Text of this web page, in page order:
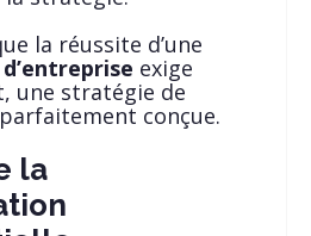
la réussite d’une
exige
une stratégie de
conçue.
la